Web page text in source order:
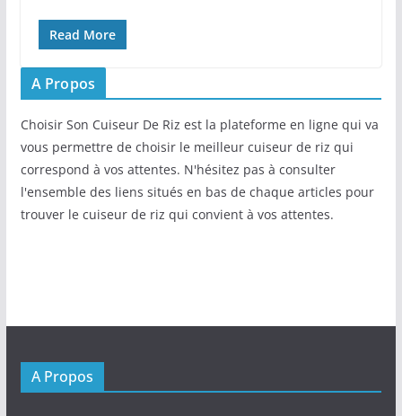
Read More
A Propos
Choisir Son Cuiseur De Riz est la plateforme en ligne qui va
vous permettre de choisir le meilleur cuiseur de riz qui
correspond à vos attentes. N'hésitez pas à consulter
l'ensemble des liens situés en bas de chaque articles pour
trouver le cuiseur de riz qui convient à vos attentes.
A Propos